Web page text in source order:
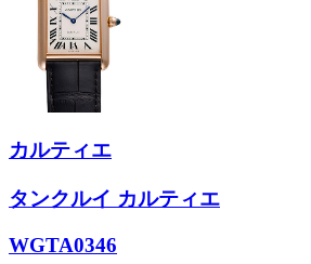
カルティエ
タンクルイ カルティエ
WGTA0346